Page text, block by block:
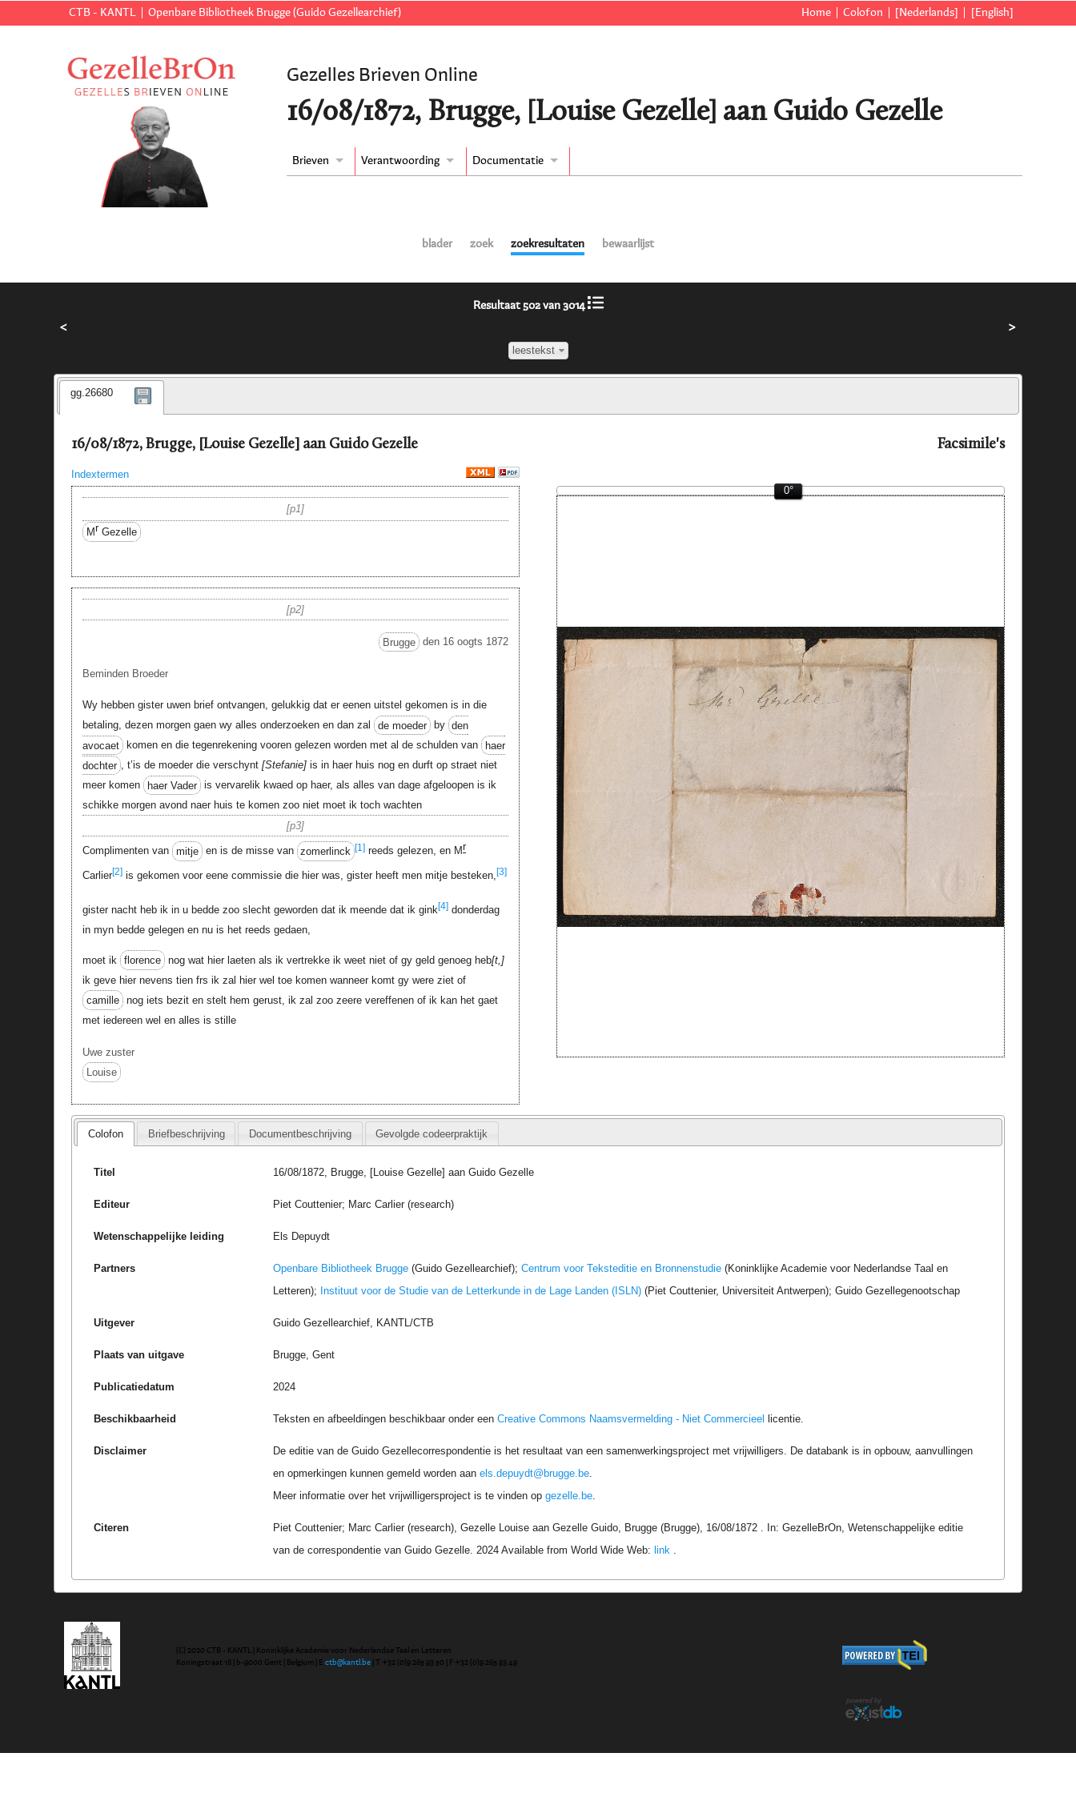
CTB - KANTL Openbare Bibliotheek Brugge (Guido Gezellearchief) Home Colofon [Nederlands] [English]
Gezelles Brieven Online
16/08/1872, Brugge, [Louise Gezelle] aan Guido Gezelle
Brieven Verantwoording Documentatie
blader zoek zoekresultaten bewaarlijst
<
Resultaat 502 van 3014
leestekst
>
gg.26680
16/08/1872, Brugge, [Louise Gezelle] aan Guido Gezelle
Indextermen
Facsimile's
p1
Mr Gezelle
p2
Brugge den 16 oogts 1872
Beminden Broeder
Wy hebben gister uwen brief ontvangen, gelukkig dat er eenen uitstel gekomen is in die
betaling, dezen morgen gaen wy alles onderzoeken en dan zal
de moeder by den
avocaet komen en die tegenrekening vooren gelezen worden met al de schulden van
haer
dochter , t’is de moeder die verschynt Stefanie is in haer huis nog en durft op straet niet
meer komen
haer Vader is vervarelik kwaed op haer, als alles van dage afgeloopen is ik
schikke morgen avond naer huis te komen zoo niet moet ik toch wachten
p3
Complimenten van mitje en is de misse van zomerlinck [1] reeds gelezen, en Mr
Carlier[2]is gekomen voor eene commissie die hier was, gister heeft men mitje besteken,[3]
gister nacht heb ik in u bedde zoo slecht geworden dat ik meende dat ik gink[4]donderdag
in myn bedde gelegen en nu is het reeds gedaen,
moet ik florence nog wat hier laeten als ik vertrekke ik weet niet of gy geld genoeg heb t,
ik geve hier nevens tien frs ik zal hier wel toe komen wanneer komt gy were ziet of
camille nog iets bezit en stelt hem gerust, ik zal zoo zeere vereffenen of ik kan het gaet
met iedereen wel en alles is stille
Uwe zuster
Louise
0°
Colofon Briefbeschrijving Documentbeschrijving Gevolgde codeerpraktijk
Titel 16/08/1872, Brugge, [Louise Gezelle] aan Guido Gezelle
Editeur Piet Couttenier; Marc Carlier (research)
Wetenschappelijke leiding Els Depuydt
Partners Openbare Bibliotheek Brugge (Guido Gezellearchief);Centrum voor Teksteditie en Bronnenstudie (Koninklijke Academie voor Nederlandse Taal en
Letteren); Instituut voor de Studie van de Letterkunde in de Lage Landen (ISLN) (Piet Couttenier, Universiteit Antwerpen); Guido Gezellegenootschap
Uitgever Guido Gezellearchief, KANTL/CTB
Plaats van uitgave Brugge, Gent
Publicatiedatum 2024
Beschikbaarheid Teksten en afbeeldingen beschikbaar onder eenCreative Commons Naamsvermelding - Niet Commercieel licentie.
Disclaimer
De editie van de Guido Gezellecorrespondentie is het resultaat van een samenwerkingsproject met vrijwilligers. De databank is in opbouw, aanvullingen
en opmerkingen kunnen gemeld worden aanels.depuydt@brugge.be.
Meer informatie over het vrijwilligersproject is te vinden opgezelle.be.
Citeren
Piet Couttenier; Marc Carlier (research), Gezelle Louise aan Gezelle Guido, Brugge (Brugge), 16/08/1872 . In: GezelleBrOn, Wetenschappelijke editie
van de correspondentie van Guido Gezelle. 2024 Available from World Wide Web: link .
(C) 2020 CTB - KANTL | Koninklijke Academie voor Nederlandse Taal en Letteren
Koningstraat 18 | b-9000 Gent | Belgium | Ectb@kantl.be | T +32 (0)9 265 93 50 | F +32 (0)9 265 93 49